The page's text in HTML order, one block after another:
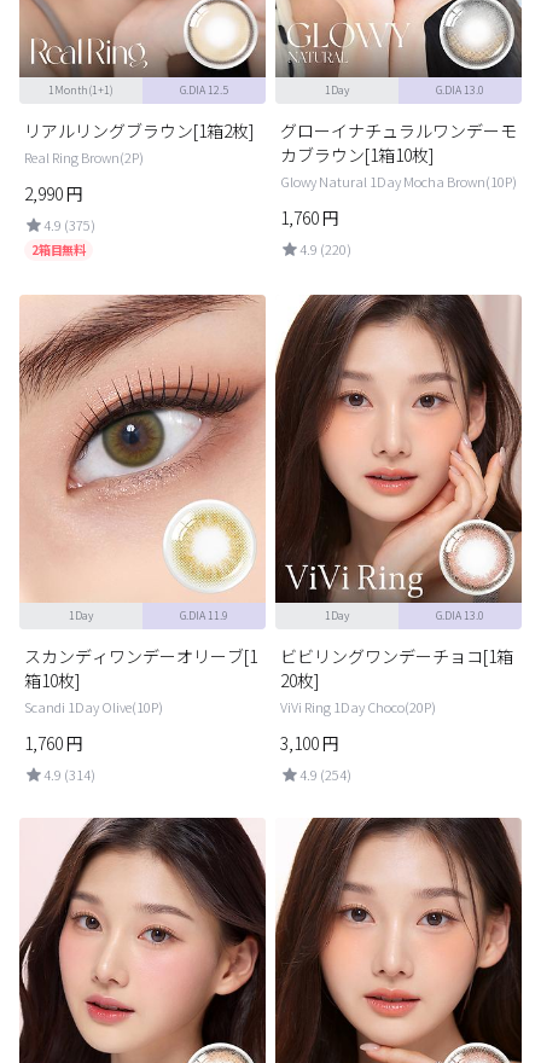
1Month(1+1) G.DIA 12.5
リアルリングブラウン[1箱2枚]
Real Ring Brown(2P)
2,990円
4.9 (375)
2箱目無料
1Day G.DIA 13.0
グローイナチュラルワンデーモ
カブラウン[1箱10枚]
Glowy Natural 1Day Mocha Brown(10P)
1,760円
4.9 (220)
1Day G.DIA 11.9
スカンディワンデーオリーブ[1
箱10枚]
Scandi 1Day Olive(10P)
1,760円
4.9 (314)
1Day G.DIA 13.0
ビビリングワンデーチョコ[1箱
20枚]
ViVi Ring 1Day Choco(20P)
3,100円
4.9 (254)